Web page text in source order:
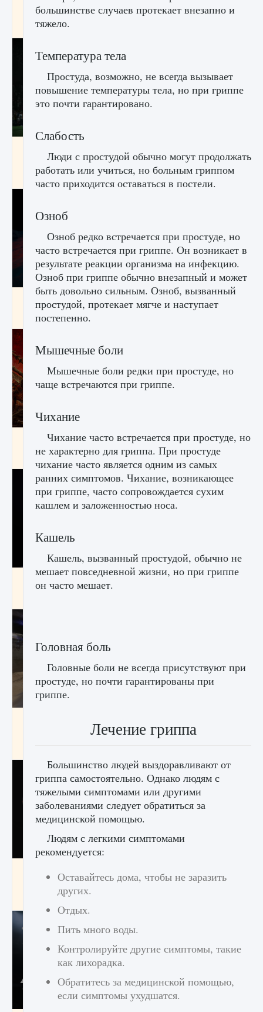
игре Creatures of Ava
9 августа 2024
которая не работает
9 августа 2024 1 370 0 0
Как создавать предметы в Creatures of Ava
9 августа 2024
Как найти Гробницу Изгоев в Diablo 4
9 августа 2024 1 337 0 0
Как получить Thunder Egg в Stardew Valley
оружия в MW3 и Warzone
9 августа 2024
большинстве случаев протекает внезапно и
тяжело.
Температура тела
Простуда, возможно, не всегда вызывает
повышение температуры тела, но при гриппе
это почти гарантировано.
Слабость
Люди с простудой обычно могут продолжать
работать или учиться, но больным гриппом
часто приходится оставаться в постели.
Озноб
Озноб редко встречается при простуде, но
часто встречается при гриппе. Он возникает в
результате реакции организма на инфекцию.
Озноб при гриппе обычно внезапный и может
быть довольно сильным. Озноб, вызванный
простудой, протекает мягче и наступает
постепенно.
Мышечные боли
Мышечные боли редки при простуде, но
чаще встречаются при гриппе.
Чихание
Чихание часто встречается при простуде, но
не характерно для гриппа. При простуде
чихание часто является одним из самых
ранних симптомов. Чихание, возникающее
при гриппе, часто сопровождается сухим
кашлем и заложенностью носа.
Кашель
Кашель, вызванный простудой, обычно не
мешает повседневной жизни, но при гриппе
он часто мешает.
Головная боль
Головные боли не всегда присутствуют при
простуде, но почти гарантированы при
гриппе.
Лечение гриппа
Большинство людей выздоравливают от
гриппа самостоятельно. Однако людям с
тяжелыми симптомами или другими
заболеваниями следует обратиться за
медицинской помощью.
Людям с легкими симптомами
рекомендуется:
Оставайтесь дома, чтобы не заразить
других.
Отдых.
Пить много воды.
Контролируйте другие симптомы, такие
как лихорадка.
Обратитесь за медицинской помощью,
если симптомы ухудшатся.